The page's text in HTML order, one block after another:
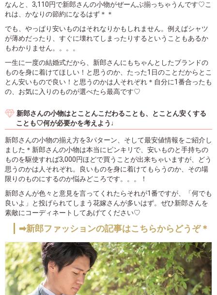
なんと、3,110円で新郎さんの小物がぜーんぶ揃っちゃうんです♡こ
れは、かなりの節約になるはず＊＊
でも、やっぱり安いものはそれなりかもしれません。例えばシャツ
が薄めだったり、すぐに壊れてしまったりするということもあるか
もわかりません。。。。
一生に一度の結婚式だから、新郎さんにもちゃんとしたブランドの
ものを身に着けてほしい！と思うのか、たった1日のことだからとこ
とん安いもので良い！と思うのかは人それぞれ＊自分に1番合ったも
の、お気に入りのものが選べたら最高です♡
新郎さんの小物はとことんこだわることも、とことん安くする
ことも♡何が必要かを考えよう♩
新郎さんの小物の揃え方を3パターン、そして最安値情報をご紹介し
ました＊新郎さんの小物は本当にピンキリで、安いものと手持ちの
ものを駆使すれば3,000円ほどで買うことが出来ちゃいますが、どう
思うのかは人それぞれ。良いものを身に着けてもらうのか、その場
限りのものにするのか悩みどころです。。。！
新郎さんが色々と意見を言ってくれたらそれが1番ですが、「何でも
良いよ」と投げられてしまう花嫁さんが多いはず。ぜひ新郎さんを
素敵にコーディネートしてあげてください♡
➡新郎ファッションの記事はこちらからどうぞ＊